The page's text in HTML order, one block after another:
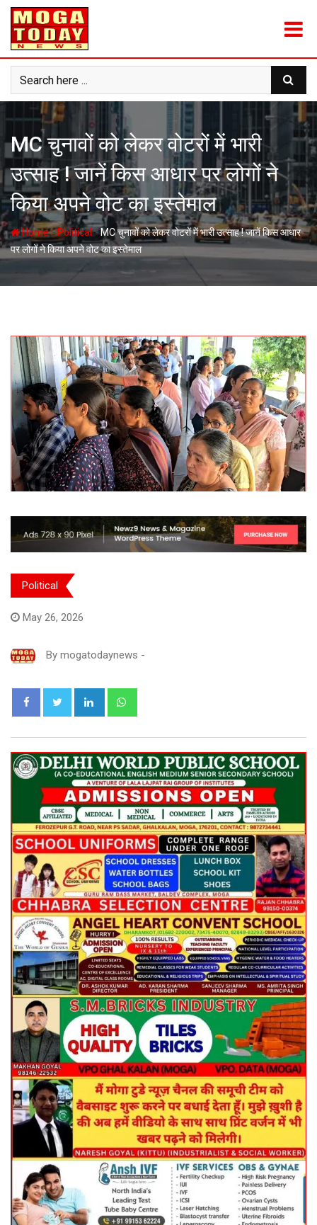
Skip
content
MC चुनावों को लेकर वोटरों में भारी
उत्साह ! जानें किस आधार पर लोगों ने
किया अपने वोट का इस्तेमाल
Home-Political-MC चुनावों को लेकर वोटरों में भारी उत्साह ! जानें किस आधार
पर लोगों ने किया अपने वोट का इस्तेमाल
Political
May 26, 2026
By mogatodaynews -
LinkedIn